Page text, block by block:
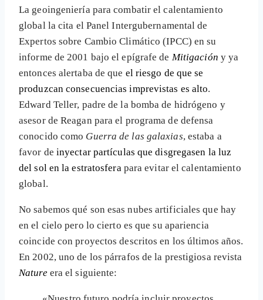
La geoingeniería para combatir el calentamiento
global la cita el Panel Intergubernamental de
Expertos sobre Cambio Climático (IPCC) en su
informe de 2001 bajo el epígrafe de Mitigación y ya
entonces alertaba de que el riesgo de que se
produzcan consecuencias imprevistas es alto.
Edward Teller, padre de la bomba de hidrógeno y
asesor de Reagan para el programa de defensa
conocido como Guerra de las galaxias, estaba a
favor de inyectar partículas que disgregasen la luz
del sol en la estratosfera para evitar el calentamiento
global.
No sabemos qué son esas nubes artificiales que hay
en el cielo pero lo cierto es que su apariencia
coincide con proyectos descritos en los últimos años.
En 2002, uno de los párrafos de la prestigiosa revista
Nature era el siguiente: